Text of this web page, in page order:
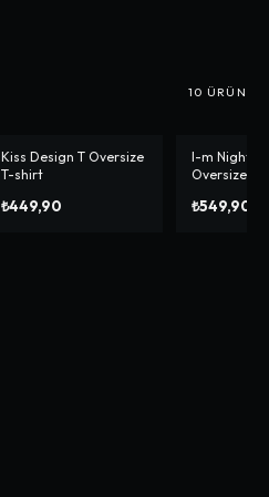
10 ÜRÜN
Kiss Design T Oversize
T-shirt
₺449,90
-%31
I-m Night
Oversize
₺549,90